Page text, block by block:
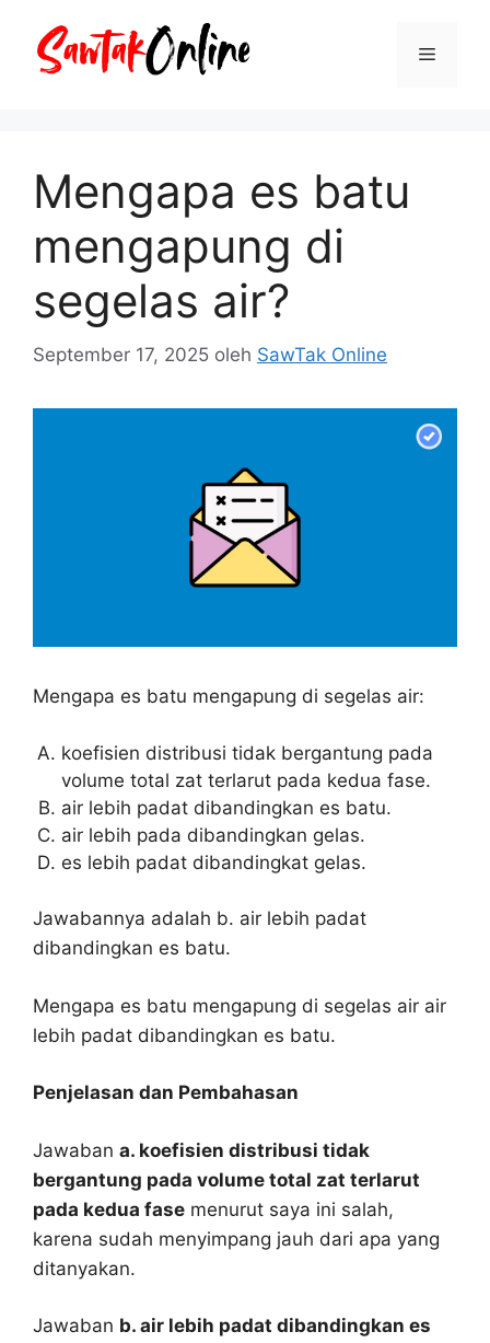
Menu
Mengapa es batu
mengapung di
segelas air?
September 17, 2025 oleh SawTak Online
Mengapa es batu mengapung di segelas air:
koefisien distribusi tidak bergantung pada
volume total zat terlarut pada kedua fase.
air lebih padat dibandingkan es batu.
air lebih pada dibandingkan gelas.
es lebih padat dibandingkat gelas.
Jawabannya adalah b. air lebih padat
dibandingkan es batu.
Mengapa es batu mengapung di segelas air air
lebih padat dibandingkan es batu.
Penjelasan dan Pembahasan
Jawaban a. koefisien distribusi tidak
bergantung pada volume total zat terlarut
pada kedua fase menurut saya ini salah,
karena sudah menyimpang jauh dari apa yang
ditanyakan.
Jawaban b. air lebih padat dibandingkan es